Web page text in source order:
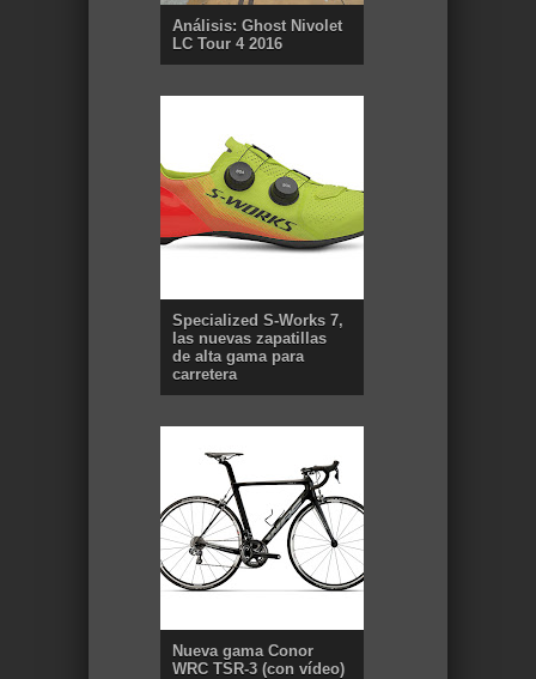
Análisis: Ghost Nivolet
LC Tour 4 2016
Specialized S-Works 7,
las nuevas zapatillas
de alta gama para
carretera
Nueva gama Conor
WRC TSR-3 (con vídeo)